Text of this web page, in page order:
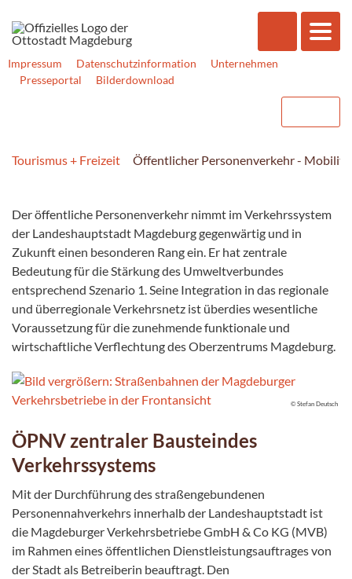
Impressum Datenschutzinformation
Unternehmen
Presseportal
Bilderdownload
Tourismus + Freizeit Öffentlicher Personenverkehr -
Der öffentliche Personenverkehr nimmt im Verkehrssystem
der Landeshauptstadt Magdeburg gegenwärtig und in
Zukunft einen besonderen Rang ein. Er hat zentrale
Bedeutung für die Stärkung des Umweltverbundes
entsprechend Szenario 1. Seine Integration in das regionale
und überregionale Verkehrsnetz ist überdies wesentliche
Voraussetzung für die zunehmende funktionale und
wirtschaftliche Verflechtung des Oberzentrums Magdeburg.
© Stefan Deutsch
ÖPNV zentraler Bausteindes
Verkehrssystems
Mit der Durchführung des straßengebundenen
Personennahverkehrs innerhalb der Landeshauptstadt ist
die Magdeburger Verkehrsbetriebe GmbH & Co KG (MVB)
im Rahmen eines öffentlichen Dienstleistungsauftrages von
der Stadt als Betreiberin beauftragt. Den